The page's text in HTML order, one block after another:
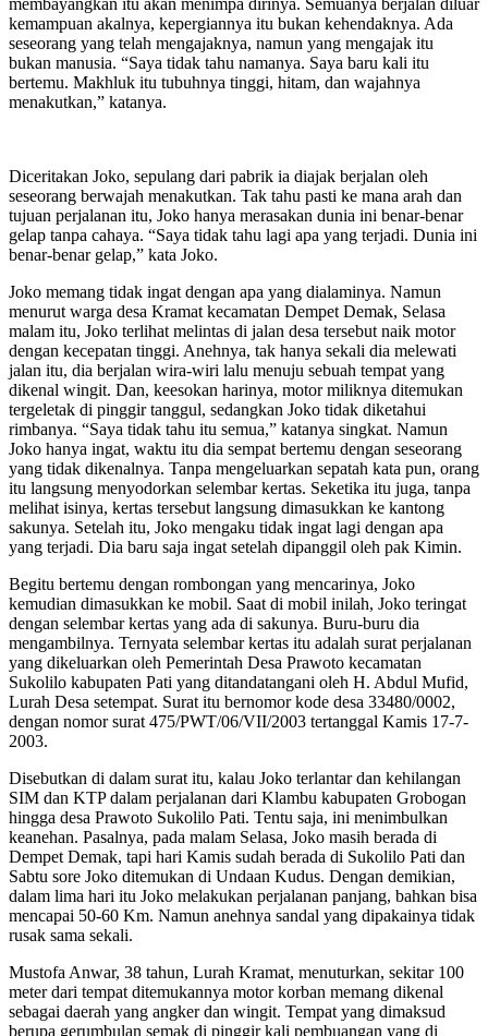
membayangkan itu akan menimpa dirinya. Semuanya berjalan diluar
kemampuan akalnya, kepergiannya itu bukan kehendaknya. Ada
seseorang yang telah mengajaknya, namun yang mengajak itu
bukan manusia. “Saya tidak tahu namanya. Saya baru kali itu
bertemu. Makhluk itu tubuhnya tinggi, hitam, dan wajahnya
menakutkan,” katanya.
Diceritakan Joko, sepulang dari pabrik ia diajak berjalan oleh
seseorang berwajah menakutkan. Tak tahu pasti ke mana arah dan
tujuan perjalanan itu, Joko hanya merasakan dunia ini benar-benar
gelap tanpa cahaya. “Saya tidak tahu lagi apa yang terjadi. Dunia ini
benar-benar gelap,” kata Joko.
Joko memang tidak ingat dengan apa yang dialaminya. Namun
menurut warga desa Kramat kecamatan Dempet Demak, Selasa
malam itu, Joko terlihat melintas di jalan desa tersebut naik motor
dengan kecepatan tinggi. Anehnya, tak hanya sekali dia melewati
jalan itu, dia berjalan wira-wiri lalu menuju sebuah tempat yang
dikenal wingit. Dan, keesokan harinya, motor miliknya ditemukan
tergeletak di pinggir tanggul, sedangkan Joko tidak diketahui
rimbanya. “Saya tidak tahu itu semua,” katanya singkat. Namun
Joko hanya ingat, waktu itu dia sempat bertemu dengan seseorang
yang tidak dikenalnya. Tanpa mengeluarkan sepatah kata pun, orang
itu langsung menyodorkan selembar kertas. Seketika itu juga, tanpa
melihat isinya, kertas tersebut langsung dimasukkan ke kantong
sakunya. Setelah itu, Joko mengaku tidak ingat lagi dengan apa
yang terjadi. Dia baru saja ingat setelah dipanggil oleh pak Kimin.
Begitu bertemu dengan rombongan yang mencarinya, Joko
kemudian dimasukkan ke mobil. Saat di mobil inilah, Joko teringat
dengan selembar kertas yang ada di sakunya. Buru-buru dia
mengambilnya. Ternyata selembar kertas itu adalah surat perjalanan
yang dikeluarkan oleh Pemerintah Desa Prawoto kecamatan
Sukolilo kabupaten Pati yang ditandatangani oleh H. Abdul Mufid,
Lurah Desa setempat. Surat itu bernomor kode desa 33480/0002,
dengan nomor surat 475/PWT/06/VII/2003 tertanggal Kamis 17-7-
2003.
Disebutkan di dalam surat itu, kalau Joko terlantar dan kehilangan
SIM dan KTP dalam perjalanan dari Klambu kabupaten Grobogan
hingga desa Prawoto Sukolilo Pati. Tentu saja, ini menimbulkan
keanehan. Pasalnya, pada malam Selasa, Joko masih berada di
Dempet Demak, tapi hari Kamis sudah berada di Sukolilo Pati dan
Sabtu sore Joko ditemukan di Undaan Kudus. Dengan demikian,
dalam lima hari itu Joko melakukan perjalanan panjang, bahkan bisa
mencapai 50-60 Km. Namun anehnya sandal yang dipakainya tidak
rusak sama sekali.
Mustofa Anwar, 38 tahun, Lurah Kramat, menuturkan, sekitar 100
meter dari tempat ditemukannya motor korban memang dikenal
sebagai daerah yang angker dan wingit. Tempat yang dimaksud
berupa gerumbulan semak di pinggir kali pembuangan yang di